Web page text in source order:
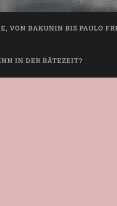
VON BAKUNIN BIS PAULO
IN DER RÄTEZEIT?